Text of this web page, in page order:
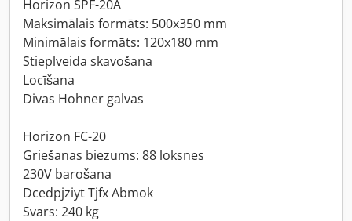
Horizon SPF-20A
Maksimālais formāts: 500x350 mm
Minimālais formāts: 120x180 mm
Stieplveida skavošana
Locīšana
Divas Hohner galvas
Horizon FC-20
Griešanas biezums: 88 loksnes
230V barošana
Dcedpjziyt Tjfx Abmok
Svars: 240 kg